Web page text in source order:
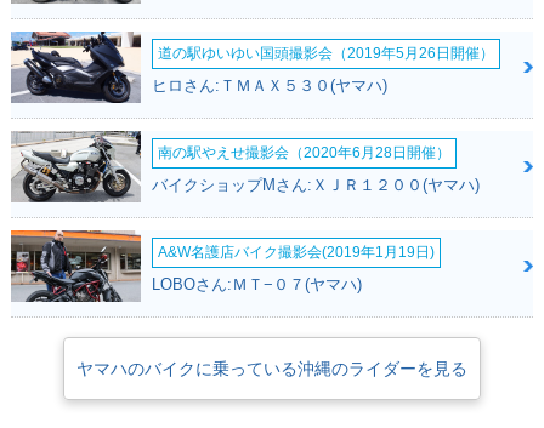
道の駅ゆいゆい国頭撮影会（2019年5月26日開催）
ヒロさん:ＴＭＡＸ５３０(ヤマハ)
南の駅やえせ撮影会（2020年6月28日開催）
バイクショップMさん:ＸＪＲ１２００(ヤマハ)
A&W名護店バイク撮影会(2019年1月19日)
LOBOさん:ＭＴ−０７(ヤマハ)
ヤマハのバイクに乗っている沖縄のライダーを見る